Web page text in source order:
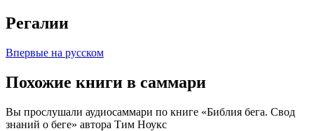
Регалии
Впервые на русском
Похожие книги в саммари
Вы прослушали аудиосаммари по книге «Библия бега. Свод
знаний о беге» автора Тим Ноукс